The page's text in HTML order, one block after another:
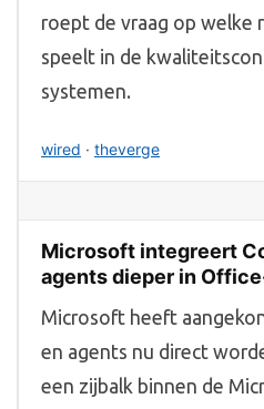
roept de vraag op welke
speelt in de
systemen.
wired · theverge
Microsoft integreert
agents dieper in
Microsoft heeft
en agents nu direct
een zijbalk binnen de